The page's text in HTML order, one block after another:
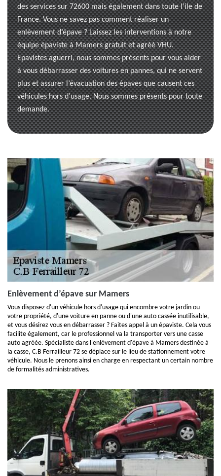
des services sur 72600 mais également dans toute l’ile de
France. Vous ne savez pas comment réaliser un
enlèvement d’épave ? Laissez les interventions à notre
équipe épaviste à Mamers gratuit et agréé VHU.
Epavistes aguerri, nous sommes présents pour vous aider
à vous débarrasser des voitures en pannes, qui ne servent
plus et assurer l’évacuation des épaves que causent ces
véhicules hors d’usage. Nous sommes présents pour toute
demande.
Enlèvement d’épave sur Mamers
Vous disposez d'un véhicule hors d'usage qui encombre votre jardin ou
votre propriété, d'une voiture en panne ou d'une auto cassée inutilisable,
et vous désirez vous en débarrasser ? Faites appel à un épaviste. Cela vous
facilite également, car le professionnel va la transporter vers une casse
auto agréée. Spécialiste dans l'enlèvement d'épave à Mamers destinée à
la casse, C.B Ferrailleur 72 se déplace sur le lieu de stationnement votre
véhicule. Nous le prenons ainsi en charge en respectant un certain nombre
de formalités administratives.